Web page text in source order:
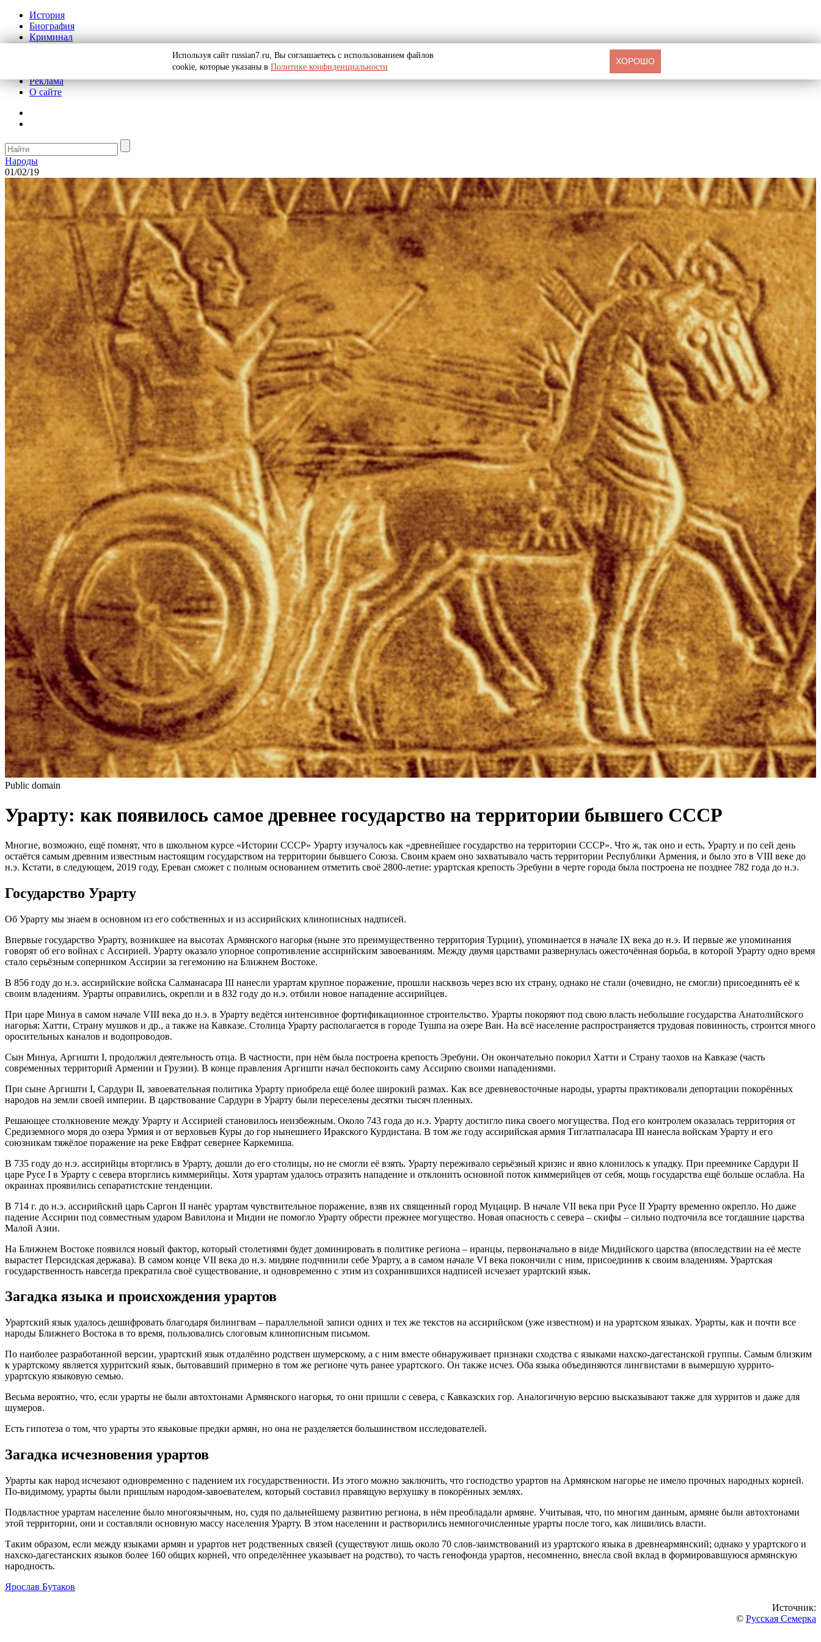
История
Биография
Криминал
Реклама
О сайте
Народы
01/02/19
Public domain
Урарту: как появилось самое древнее государство на территории бывшего СССР
Многие, возможно, ещё помнят, что в школьном курсе «Истории СССР» Урарту изучалось как «древнейшее государство на территории СССР». Что ж, так оно и есть, Урарту и по сей день
остаётся самым древним известным настоящим государством на территории бывшего Союза. Своим краем оно захватывало часть территории Республики Армения, и было это в VIII веке до
н.э. Кстати, в следующем, 2019 году, Ереван сможет с полным основанием отметить своё 2800-летие: урартская крепость Эребуни в черте города была построена не позднее 782 года до н.э.
Государство Урарту
Об Урарту мы знаем в основном из его собственных и из ассирийских клинописных надписей.
Впервые государство Урарту, возникшее на высотах Армянского нагорья (ныне это преимущественно территория Турции), упоминается в начале IX века до н.э. И первые же упоминания
говорят об его войнах с Ассирией. Урарту оказало упорное сопротивление ассирийским завоеваниям. Между двумя царствами развернулась ожесточённая борьба, в которой Урарту одно время
стало серьёзным соперником Ассирии за гегемонию на Ближнем Востоке.
В 856 году до н.э. ассирийские войска Салманасара III нанесли урартам крупное поражение, прошли насквозь через всю их страну, однако не стали (очевидно, не смогли) присоединять её к
своим владениям. Урарты оправились, окрепли и в 832 году до н.э. отбили новое нападение ассирийцев.
При царе Минуа в самом начале VIII века до н.э. в Урарту ведётся интенсивное фортификационное строительство. Урарты покоряют под свою власть небольшие государства Анатолийского
нагорья: Хатти, Страну мушков и др., а также на Кавказе. Столица Урарту располагается в городе Тушпа на озере Ван. На всё население распространяется трудовая повинность, строится много
оросительных каналов и водопроводов.
Сын Минуа, Аргишти I, продолжил деятельность отца. В частности, при нём была построена крепость Эребуни. Он окончательно покорил Хатти и Страну таохов на Кавказе (часть
современных территорий Армении и Грузии). В конце правления Аргишти начал беспокоить саму Ассирию своими нападениями.
При сыне Аргишти I, Сардури II, завоевательная политика Урарту приобрела ещё более широкий размах. Как все древневосточные народы, урарты практиковали депортации покорённых
народов на земли своей империи. В царствование Сардури в Урарту были переселены десятки тысяч пленных.
Решающее столкновение между Урарту и Ассирией становилось неизбежным. Около 743 года до н.э. Урарту достигло пика своего могущества. Под его контролем оказалась территория от
Средиземного моря до озера Урмия и от верховьев Куры до гор нынешнего Иракского Курдистана. В том же году ассирийская армия Тиглатпаласара III нанесла войскам Урарту и его
союзникам тяжёлое поражение на реке Евфрат севернее Каркемиша.
В 735 году до н.э. ассирийцы вторглись в Урарту, дошли до его столицы, но не смогли её взять. Урарту переживало серьёзный кризис и явно клонилось к упадку. При преемнике Сардури II
царе Русе I в Урарту с севера вторглись киммерийцы. Хотя урартам удалось отразить нападение и отклонить основной поток киммерийцев от себя, мощь государства ещё больше ослабла. На
окраинах проявились сепаратистские тенденции.
В 714 г. до н.э. ассирийский царь Саргон II нанёс урартам чувствительное поражение, взяв их священный город Муцацир. В начале VII века при Русе II Урарту временно окрепло. Но даже
падение Ассирии под совместным ударом Вавилона и Мидии не помогло Урарту обрести прежнее могущество. Новая опасность с севера – скифы – сильно подточила все тогдашние царства
Малой Азии.
На Ближнем Востоке появился новый фактор, который столетиями будет доминировать в политике региона – иранцы, первоначально в виде Мидийского царства (впоследствии на её месте
вырастет Персидская держава). В самом конце VII века до н.э. мидяне подчинили себе Урарту, а в самом начале VI века покончили с ним, присоединив к своим владениям. Урартская
государственность навсегда прекратила своё существование, и одновременно с этим из сохранившихся надписей исчезает урартский язык.
Загадка языка и происхождения урартов
Урартский язык удалось дешифровать благодаря билингвам – параллельной записи одних и тех же текстов на ассирийском (уже известном) и на урартском языках. Урарты, как и почти все
народы Ближнего Востока в то время, пользовались слоговым клинописным письмом.
По наиболее разработанной версии, урартский язык отдалённо родствен шумерскому, а с ним вместе обнаруживает признаки сходства с языками нахско-дагестанской группы. Самым близким
к урартскому является хурритский язык, бытовавший примерно в том же регионе чуть ранее урартского. Он также исчез. Оба языка объединяются лингвистами в вымершую хуррито-
урартскую языковую семью.
Весьма вероятно, что, если урарты не были автохтонами Армянского нагорья, то они пришли с севера, с Кавказских гор. Аналогичную версию высказывают также для хурритов и даже для
шумеров.
Есть гипотеза о том, что урарты это языковые предки армян, но она не разделяется большинством исследователей.
Загадка исчезновения урартов
Урарты как народ исчезают одновременно с падением их государственности. Из этого можно заключить, что господство урартов на Армянском нагорье не имело прочных народных корней.
По-видимому, урарты были пришлым народом-завоевателем, который составил правящую верхушку в покорённых землях.
Подвластное урартам население было многоязычным, но, судя по дальнейшему развитию региона, в нём преобладали армяне. Учитывая, что, по многим данным, армяне были автохтонами
этой территории, они и составляли основную массу населения Урарту. В этом населении и растворились немногочисленные урарты после того, как лишились власти.
Таким образом, если между языками армян и урартов нет родственных связей (существуют лишь около 70 слов-заимствований из урартского языка в древнеармянский; однако у урартского и
нахско-дагестанских языков более 160 общих корней, что определённее указывает на родство), то часть генофонда урартов, несомненно, внесла свой вклад в формировавшуюся армянскую
народность.
Ярослав Бутаков
Источник:
© Русская Семерка
Используя сайт russian7.ru, Вы соглашаетесь с использованием файлов
cookie, которые указаны в Политике конфиденциальности
ХОРОШО